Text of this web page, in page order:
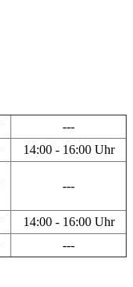
---
14:00 - 16:00 Uhr
---
14:00 - 16:00 Uhr
---